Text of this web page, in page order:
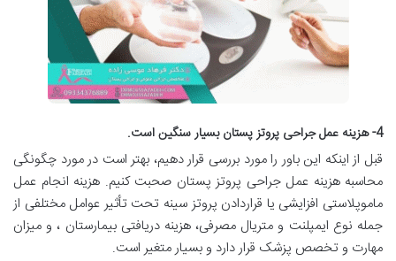
4- هزینه عمل جراحی پروتز پستان بسیار سنگین است.
قبل از اینکه این باور را مورد بررسی قرار دهیم، بهتر است در مورد چگونگی
محاسبه هزینه عمل جراحی پروتز پستان صحبت کنیم. هزینه انجام عمل
ماموپلاستی افزایشی یا قراردادن پروتز سینه تحت تأثیر عوامل مختلفی از
جمله نوع ایمپلنت و متریال مصرفی، هزینه دریافتی بیمارستان ، و میزان
مهارت و تخصص پزشک قرار دارد و بسیار متغیر است.